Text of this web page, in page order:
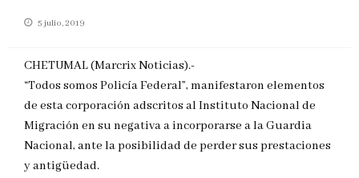
Publicado
5 julio, 2019
CHETUMAL (Marcrix Noticias).-
“Todos somos Policía Federal”, manifestaron elementos
de esta corporación adscritos al Instituto Nacional de
Migración en su negativa a incorporarse a la Guardia
Nacional, ante la posibilidad de perder sus prestaciones
y antigüedad.